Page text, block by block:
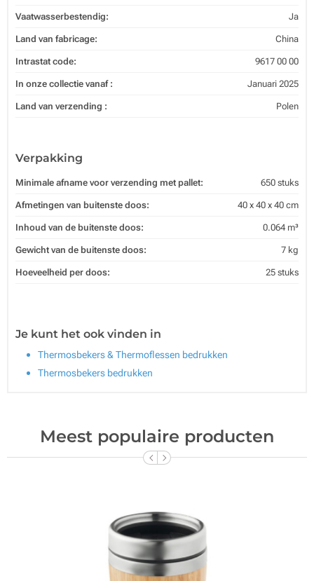
Vaatwasserbestendig: Ja
Land van fabricage: China
Intrastat code: 9617 00 00
In onze collectie vanaf : Januari 2025
Land van verzending : Polen
Verpakking
Minimale afname voor verzending met pallet: 650 stuks
Afmetingen van buitenste doos: 40 x 40 x 40 cm
Inhoud van de buitenste doos: 0.064 m³
Gewicht van de buitenste doos: 7 kg
Hoeveelheid per doos: 25 stuks
Je kunt het ook vinden in
Thermosbekers & Thermoflessen bedrukken
Thermosbekers bedrukken
Meest populaire producten